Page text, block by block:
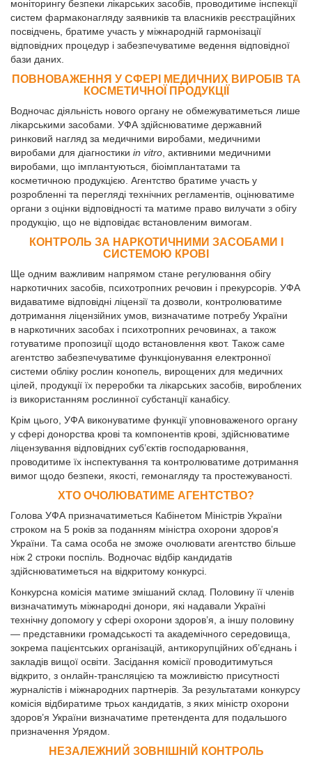
моніторингу безпеки лікарських засобів, проводитиме інспекції
систем фармаконагляду заявників та власників реєстраційних
посвідчень, братиме участь у міжнародній гармонізації
відповідних процедур і забезпечуватиме ведення відповідної
бази даних.
ПОВНОВАЖЕННЯ У СФЕРІ МЕДИЧНИХ ВИРОБІВ ТА
КОСМЕТИЧНОЇ ПРОДУКЦІЇ
Водночас діяльність нового органу не обмежуватиметься лише
лікарськими засобами. УФА здійснюватиме державний
ринковий нагляд за медичними виробами, медичними
виробами для діагностики in vitro , активними медичними
виробами, що імплантуються, біоімплантатами та
косметичною продукцією. Агентство братиме участь у
розробленні та перегляді технічних регламентів, оцінюватиме
органи з оцінки відповідності та матиме право вилучати з обігу
продукцію, що не відповідає встановленим вимогам.
КОНТРОЛЬ ЗА НАРКОТИЧНИМИ ЗАСОБАМИ І
СИСТЕМОЮ КРОВІ
Ще одним важливим напрямом стане регулювання обігу
наркотичних засобів, психотропних речовин і прекурсорів. УФА
видаватиме відповідні ліцензії та дозволи, контролюватиме
дотримання ліцензійних умов, визначатиме потребу України
в наркотичних засобах і психотропних речовинах, а також
готуватиме пропозиції щодо встановлення квот. Також саме
агентство забезпечуватиме функціонування електронної
системи обліку рослин конопель, вирощених для медичних
цілей, продукції їх переробки та лікарських засобів, вироблених
із використанням рослинної субстанції канабісу.
Крім цього, УФА виконуватиме функції уповноваженого органу
у сфері донорства крові та компонентів крові, здійснюватиме
ліцензування відповідних суб’єктів господарювання,
проводитиме їх інспектування та контролюватиме дотримання
вимог щодо безпеки, якості, гемонагляду та простежуваності.
ХТО ОЧОЛЮВАТИМЕ АГЕНТСТВО?
Голова УФА призначатиметься Кабінетом Міністрів України
строком на 5 років за поданням міністра охорони здоров’я
України. Та сама особа не зможе очолювати агентство більше
ніж 2 строки поспіль. Водночас відбір кандидатів
здійснюватиметься на відкритому конкурсі.
Конкурсна комісія матиме змішаний склад. Половину її членів
визначатимуть міжнародні донори, які надавали Україні
технічну допомогу у сфері охорони здоров’я, а іншу половину
— представники громадськості та академічного середовища,
зокрема пацієнтських організацій, антикорупційних об’єднань і
закладів вищої освіти. Засідання комісії проводитимуться
відкрито, з онлайн-трансляцією та можливістю присутності
журналістів і міжнародних партнерів. За результатами конкурсу
комісія відбиратиме трьох кандидатів, з яких міністр охорони
здоров’я України визначатиме претендента для подальшого
призначення Урядом.
НЕЗАЛЕЖНИЙ ЗОВНІШНІЙ КОНТРОЛЬ